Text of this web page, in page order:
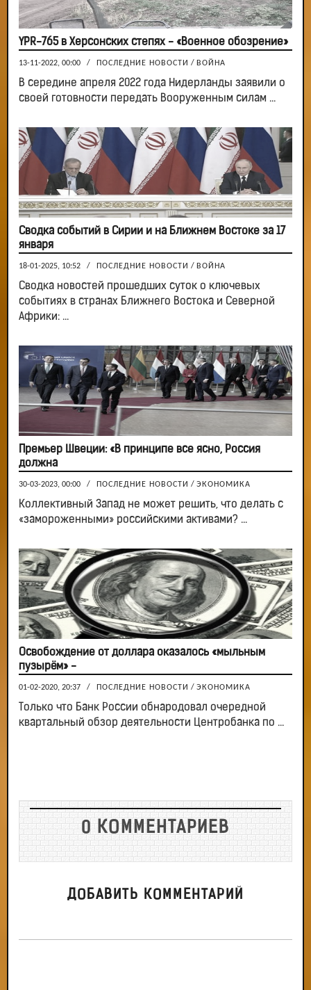
YPR-765 в Херсонских степях - «Военное обозрение»
13-11-2022, 00:00 / ПОСЛЕДНИЕ НОВОСТИ / ВОЙНА
В середине апреля 2022 года Нидерланды заявили о
своей готовности передать Вооруженным силам ...
Сводка событий в Сирии и на Ближнем Востоке за 17
января
18-01-2025, 10:52 / ПОСЛЕДНИЕ НОВОСТИ / ВОЙНА
Сводка новостей прошедших суток о ключевых
событиях в странах Ближнего Востока и Северной
Африки: ...
Премьер Швеции: «В принципе все ясно, Россия
должна
30-03-2023, 00:00 / ПОСЛЕДНИЕ НОВОСТИ / ЭКОНОМИКА
Коллективный Запад не может решить, что делать с
«замороженными» российскими активами? ...
Освобождение от доллара оказалось «мыльным
пузырём» -
01-02-2020, 20:37 / ПОСЛЕДНИЕ НОВОСТИ / ЭКОНОМИКА
Только что Банк России обнародовал очередной
квартальный обзор деятельности Центробанка по ...
0 КОММЕНТАРИЕВ
ДОБАВИТЬ КОММЕНТАРИЙ